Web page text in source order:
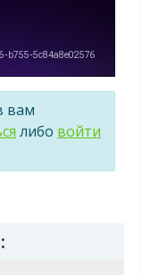
вам
либо войти